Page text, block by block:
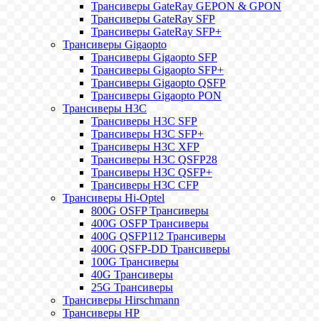
Трансиверы GateRay GEPON & GPON
Трансиверы GateRay SFP
Трансиверы GateRay SFP+
Трансиверы Gigaopto
Трансиверы Gigaopto SFP
Трансиверы Gigaopto SFP+
Трансиверы Gigaopto QSFP
Трансиверы Gigaopto PON
Трансиверы H3C
Трансиверы H3C SFP
Трансиверы H3C SFP+
Трансиверы H3C XFP
Трансиверы H3C QSFP28
Трансиверы H3C QSFP+
Трансиверы H3C CFP
Трансиверы Hi-Optel
800G OSFP Трансиверы
400G OSFP Трансиверы
400G QSFP112 Трансиверы
400G QSFP-DD Трансиверы
100G Трансиверы
40G Трансиверы
25G Трансиверы
Трансиверы Hirschmann
Трансиверы HP